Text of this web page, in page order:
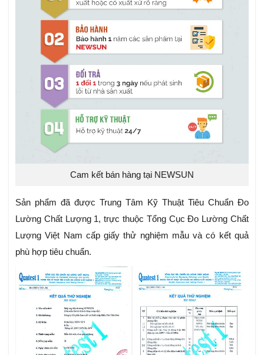
Cam kết bán hàng tại NEWSUN
Sản phẩm đã được Trung Tâm Kỹ Thuật Tiêu Chuẩn Đo
Lường Chất Lượng 1, trực thuộc Tổng Cục Đo Lường Chất
Lượng Việt Nam cấp giấy thử nghiệm mẫu và có kết quả
phù hợp tiêu chuẩn.